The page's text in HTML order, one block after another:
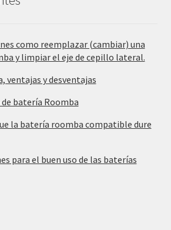
como reemplazar (cambiar) una
y limpiar el eje de cepillo lateral.
ventajas y desventajas
batería Roomba
la batería roomba compatible dure
para el buen uso de las baterías